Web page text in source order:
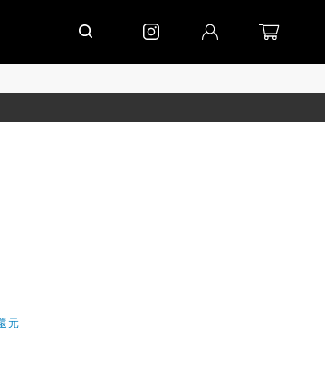
予約│「エッグジャケット GREY」
元